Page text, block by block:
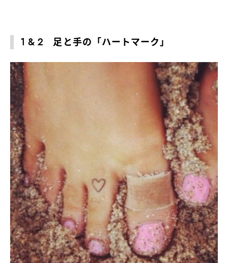
1 & 2 足と手の「ハートマーク」